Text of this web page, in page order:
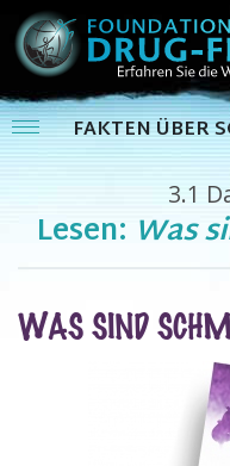
FAKTEN ÜBER
3.1
Lesen: Was
WAS SIND